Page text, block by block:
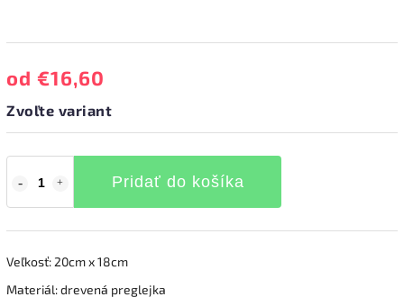
od €16,60
Zvoľte variant
Pridať do košíka
Veľkosť: 20cm x 18cm
Materiál: drevená preglejka